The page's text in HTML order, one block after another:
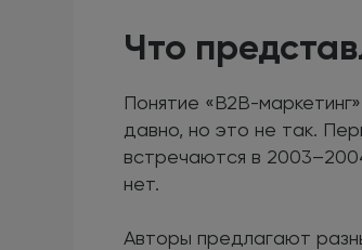
Что
Понятие «В2В-
давно, но это не так.
встречаются в
нет.
Авторы предлагают